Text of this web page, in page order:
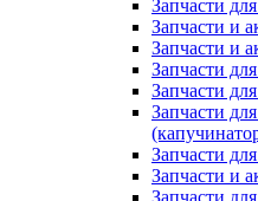
Запчасти
Запчасти и
Запчасти и
Запчасти
Запчасти
Запчасти
Запчасти
Запчасти и
Запчасти